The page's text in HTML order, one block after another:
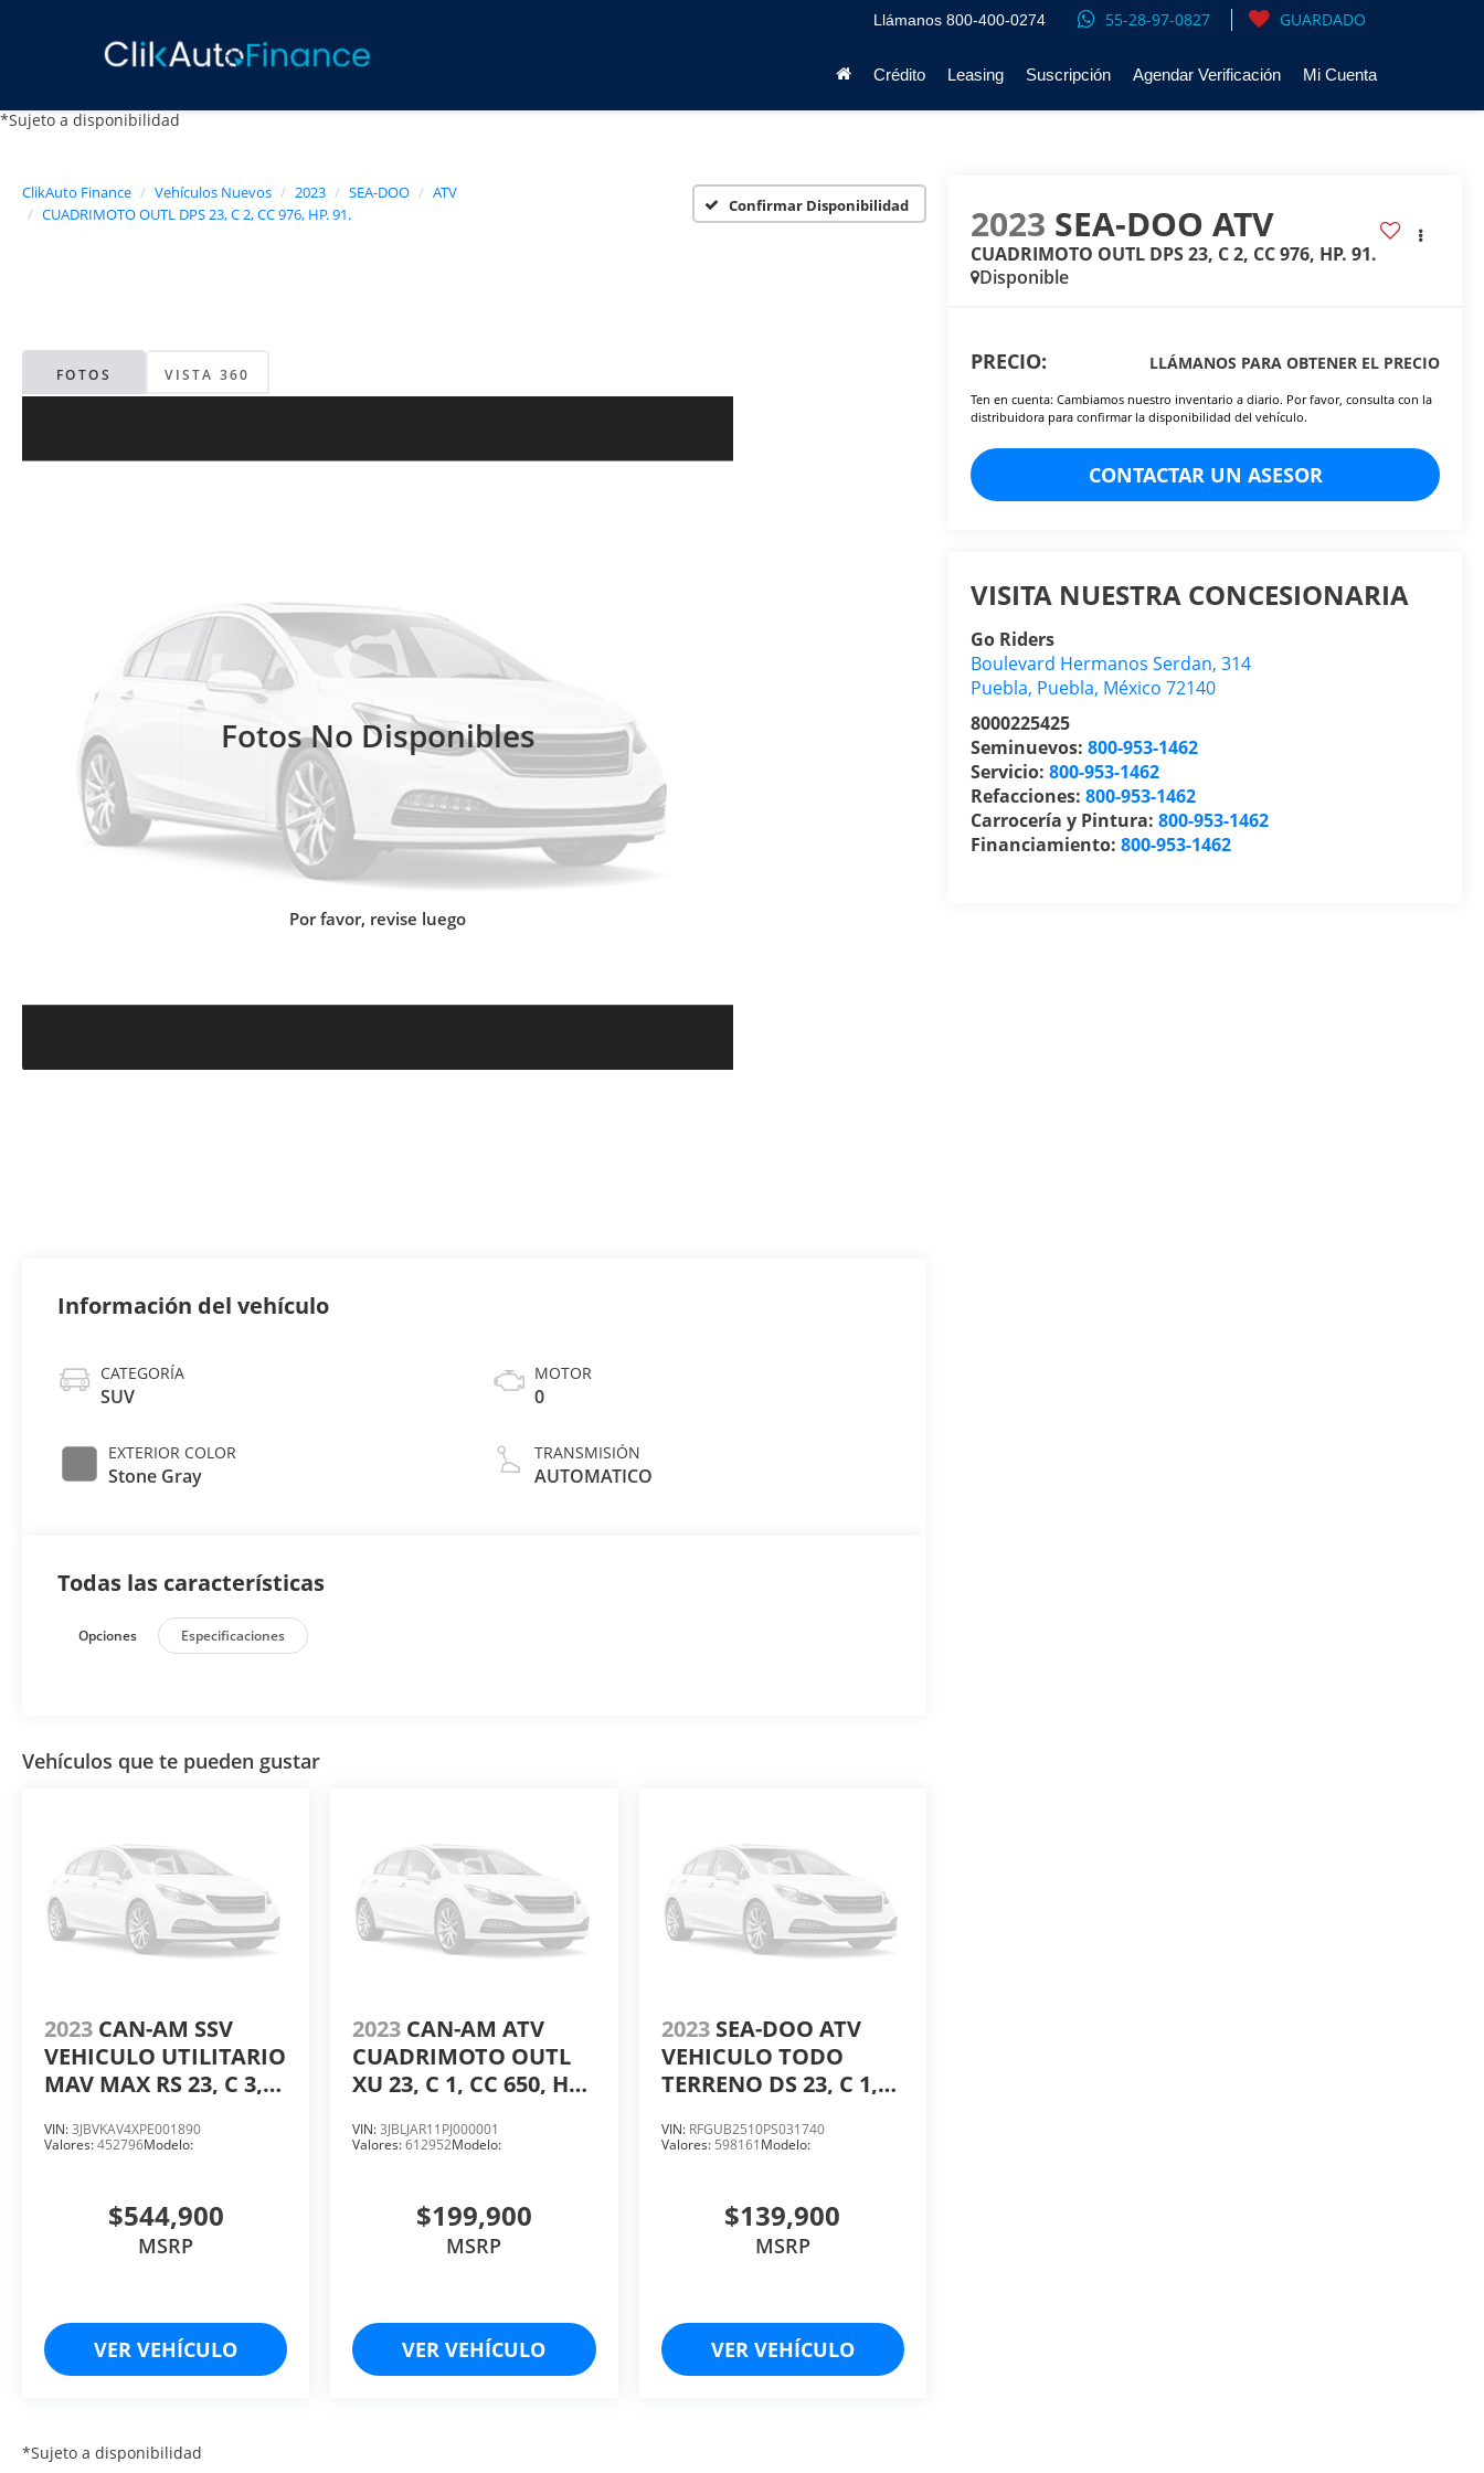
Llámanos 800-400-0274 55-28-97-0827 GUARDADO
Crédito Leasing Suscripción Agendar Verificación Mi Cuenta
*Sujeto a disponibilidad
ClikAuto Finance Vehículos Nuevos 2023 SEA-DOO
ATV
CUADRIMOTO OUTL DPS 23, C 2, CC 976, HP. 91.
Confirmar Disponibilidad
FOTOS VISTA 360
Fotos No Disponibles
Por favor, revise luego
2023 SEA-DOO ATV
CUADRIMOTO OUTL DPS 23, C 2, CC 976, HP. 91.
Disponible
PRECIO: LLÁMANOS PARA OBTENER EL PRECIO
Ten en cuenta: Cambiamos nuestro inventario a diario. Por favor, consulta con la
distribuidora para confirmar la disponibilidad del vehículo.
CONTACTAR UN ASESOR
VISITA NUESTRA CONCESIONARIA
Go Riders
Boulevard Hermanos Serdan, 314
Puebla, Puebla, México 72140
8000225425
Seminuevos:800-953-1462
Servicio:800-953-1462
Refacciones:800-953-1462
Carrocería y Pintura:800-953-1462
Financiamiento:800-953-1462
Información del vehículo
CATEGORÍA
SUV
EXTERIOR COLOR
Stone Gray
MOTOR
0
TRANSMISIÓN
AUTOMATICO
Todas las características
Opciones Especificaciones
Vehículos que te pueden gustar
2023 CAN-AM SSV
VEHICULO UTILITARIO
MAV MAX RS 23, C 3,
VIN:3JBVKAV4XPE001890
Valores:452796Modelo:
$544,900
MSRP
VER VEHÍCULO
2023 CAN-AM ATV
CUADRIMOTO OUTL
XU 23, C 1, CC 650, HP
VIN:3JBLJAR11PJ000001
Valores:612952Modelo:
$199,900
MSRP
VER VEHÍCULO
2023 SEA-DOO ATV
VEHICULO TODO
TERRENO DS 23, C 1,
VIN: RFGUB2510PS031740
Valores: 598161Modelo:
$139,900
MSRP
VER VEHÍCULO
*Sujeto a disponibilidad